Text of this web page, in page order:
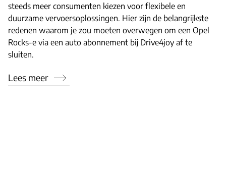
steeds meer consumenten kiezen voor flexibele en
duurzame vervoersoplossingen. Hier zijn de belangrijkste
redenen waarom je zou moeten overwegen om een Opel
Rocks-e via een auto abonnement bij Drive4joy af te
sluiten.
Lees meer